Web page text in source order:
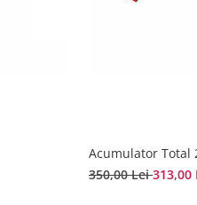
Acumulator Total
350,00 Lei313,00